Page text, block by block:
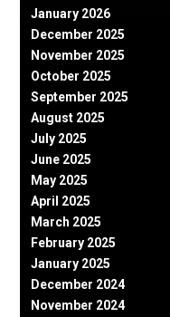
January 2026
December 2025
November 2025
October 2025
September 2025
August 2025
July 2025
June 2025
May 2025
April 2025
March 2025
February 2025
January 2025
December 2024
November 2024